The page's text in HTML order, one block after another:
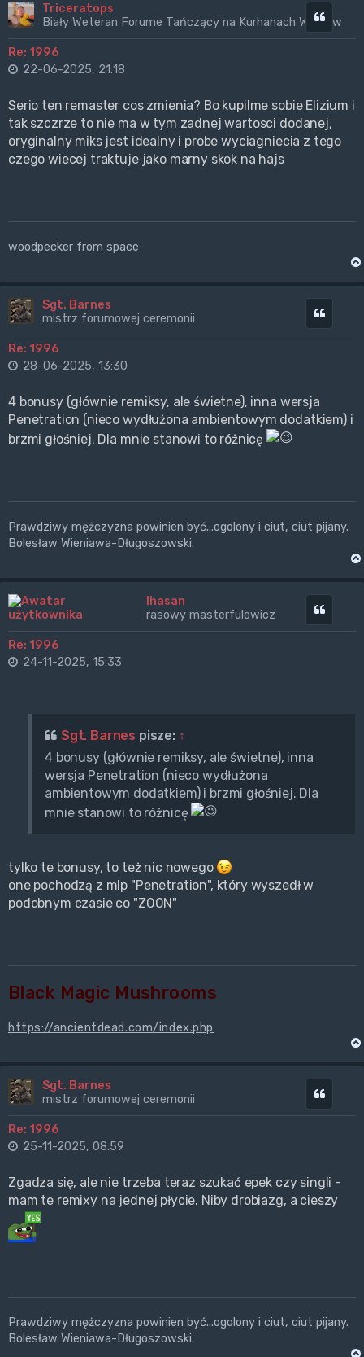
Triceratops
Biały Weteran Forume Tańczący na Kurhanach Wrogów
Re: 1996
Cytuj
22-06-2025, 21:18
Serio ten remaster cos zmienia? Bo kupilme sobie Elizium i
tak szczrze to nie ma w tym zadnej wartosci dodanej,
oryginalny miks jest idealny i probe wyciagniecia z tego
czego wiecej traktuje jako marny skok na hajs
woodpecker from space
Sgt. Barnes
mistrz forumowej ceremonii
Re: 1996
28-06-2025, 13:30
4 bonusy (głównie remiksy, ale świetne), inna wersja
Penetration (nieco wydłużona ambientowym dodatkiem) i
brzmi głośniej. Dla mnie stanowi to różnicę
Prawdziwy mężczyzna powinien być...ogolony i ciut, ciut pijany.
Bolesław Wieniawa-Długoszowski.
Ihasan
rasowy masterfulowicz
Re: 1996
24-11-2025, 15:33
Sgt. Barnes pisze: ↑
4 bonusy (głównie remiksy, ale świetne), inna
wersja Penetration (nieco wydłużona
ambientowym dodatkiem) i brzmi głośniej. Dla
mnie stanowi to różnicę
tylko te bonusy, to też nic nowego
one pochodzą z mlp "Penetration", który wyszedł w
podobnym czasie co "ZOON"
Black Magic Mushrooms
https://ancientdead.com/index.php
Sgt. Barnes
mistrz forumowej ceremonii
Re: 1996
25-11-2025, 08:59
Zgadza się, ale nie trzeba teraz szukać epek czy singli -
mam te remixy na jednej płycie. Niby drobiazg, a cieszy
Prawdziwy mężczyzna powinien być...ogolony i ciut, ciut pijany.
Bolesław Wieniawa-Długoszowski.